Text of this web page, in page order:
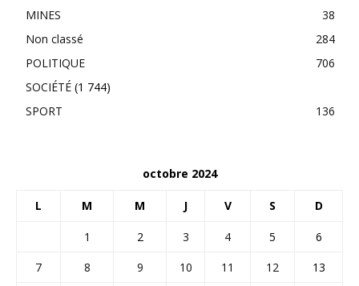
MINES
38
Non classé
284
POLITIQUE
706
SOCIÉTÉ (1 744)
SPORT
136
octobre 2024
L M M J V S D
1 2 3 4 5
6
7
8 9 10 11 12
13